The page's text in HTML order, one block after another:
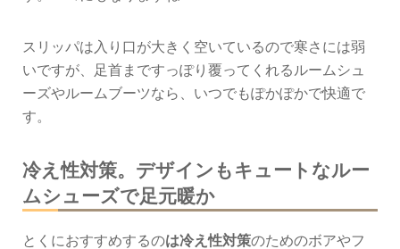
スリッパは入り口が大きく空いているので寒さには弱
いですが、足首まですっぽり覆ってくれるルームシュ
ーズやルームブーツなら、いつでもぽかぽかで快適で
す。
冷え性対策。デザインもキュートなルー
ムシューズで足元暖か
とくにおすすめするのは冷え性対策のためのボアやフ